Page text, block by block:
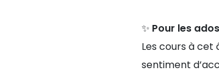
✨ Pour les
Les cours à
sentiment